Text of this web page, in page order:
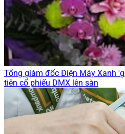
Tổng giám đốc Điện Máy Xanh
tiên cổ phiếu DMX lên sàn